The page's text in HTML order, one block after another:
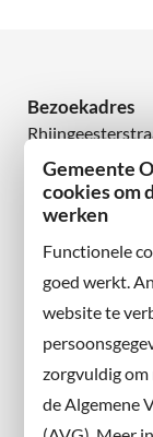
Gemeente
cookies om
werken
Functionele
goed werkt.
website te
zorgvuldig om
de Algemene
Bezoekadres
2342 AN
Wilt u niets
en volg ons ook
Facebook
X
Instagram